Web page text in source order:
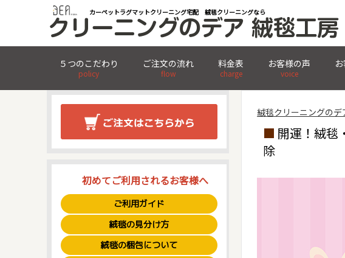
カーペットラグマットクリーニング宅配 絨毯クリーニングなら
５つのこだわり
policy
ご注文の流れ
flow
料金表
charge
お客様の声
voice 玄関
絨毯クリーニングのデ
開運！絨毯
除
初めてご利用されるお客様へ
ご利用ガイド
絨毯の見分け方
絨毯の梱包について